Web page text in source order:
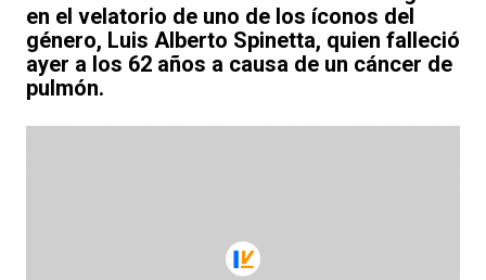
en el velatorio de uno de los íconos del
género, Luis Alberto Spinetta, quien falleció
ayer a los 62 años a causa de un cáncer de
pulmón.